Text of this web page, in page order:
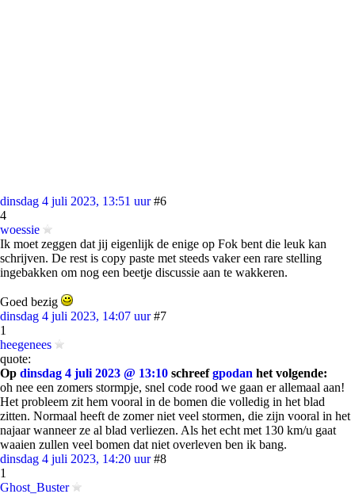
dinsdag 4 juli 2023, 13:51 uur #6
4
woessie
Ik moet zeggen dat jij eigenlijk de enige op Fok bent die leuk kan
schrijven. De rest is copy paste met steeds vaker een rare stelling
ingebakken om nog een beetje discussie aan te wakkeren.
Goed bezig
dinsdag 4 juli 2023, 14:07 uur #7
1
heegenees
quote:
Op dinsdag 4 juli 2023 @ 13:10 schreefgpodan het volgende:
oh nee een zomers stormpje, snel code rood we gaan er allemaal aan!
Het probleem zit hem vooral in de bomen die volledig in het blad
zitten. Normaal heeft de zomer niet veel stormen, die zijn vooral in het
najaar wanneer ze al blad verliezen. Als het echt met 130 km/u gaat
waaien zullen veel bomen dat niet overleven ben ik bang.
dinsdag 4 juli 2023, 14:20 uur #8
1
Ghost_Buster